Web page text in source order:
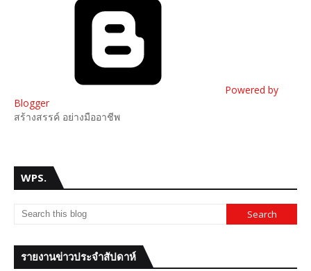
Powered by
Blogger
สร้างสรรค์ อย่างมืออาชีพ
WPS.
รายงานข่าวประจำสัปดาห์